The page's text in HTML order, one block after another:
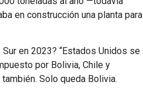
en construcción una planta para
en 2023? “Estados Unidos se
por Bolivia, Chile y
Solo queda Bolivia.